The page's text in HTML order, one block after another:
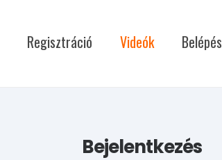
Regisztráció Videók Belépés
Bejelentkezés